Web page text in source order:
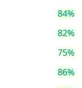
84%
82%
75%
86%